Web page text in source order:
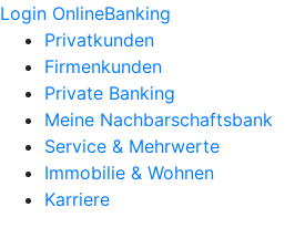
Login OnlineBanking
Privatkunden
Firmenkunden
Private Banking
Meine Nachbarschaftsbank
Service & Mehrwerte
Immobilie & Wohnen
Karriere